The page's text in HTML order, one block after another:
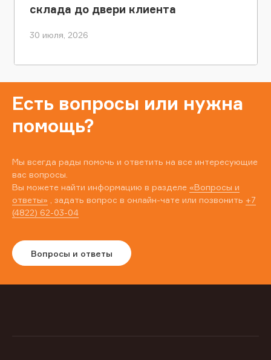
склада до двери клиента
30 июля, 2026
Есть вопросы или нужна
помощь?
Мы всегда рады помочь и ответить на все интересующие
вас вопросы.
Вы можете найти информацию в разделе «Вопросы и
ответы» , задать вопрос в онлайн-чате или позвонить +7
(4822) 62-03-04
Вопросы и ответы